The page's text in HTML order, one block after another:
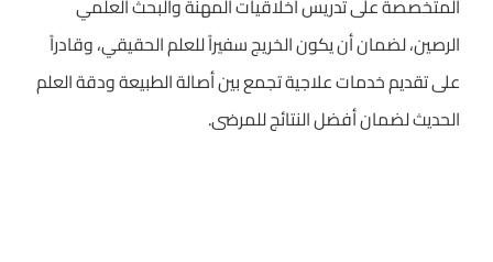
الرصين، لضمان أن يكون الخريج سفيراً للعلم الحقيقي، وقادراً
على تقديم خدمات علاجية تجمع بين أصالة الطبيعة ودقة العلم
الحديث لضمان أفضل النتائج للمرضى.